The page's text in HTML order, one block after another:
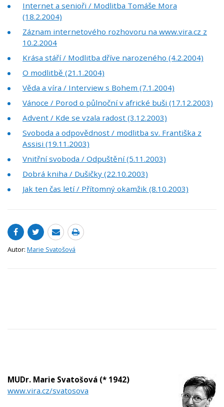
Internet a senioři / Modlitba Tomáše Mora
(18.2.2004)
Záznam internetového rozhovoru na www.vira.cz z
10.2.2004
Krása stáří / Modlitba dříve narozeného (4.2.2004)
O modlitbě (21.1.2004)
Věda a víra / Interview s Bohem (7.1.2004)
Vánoce / Porod o půlnoční v africké buši (17.12.2003)
Advent / Kde se vzala radost (3.12.2003)
Svoboda a odpovědnost / modlitba sv. Františka z
Assisi (19.11.2003)
Vnitřní svoboda / Odpuštění (5.11.2003)
Dobrá kniha / Dušičky (22.10.2003)
Jak ten čas letí / Přítomný okamžik (8.10.2003)
Autor: Marie Svatošová
MUDr. Marie Svatošová (* 1942)
www.vira.cz/svatosova